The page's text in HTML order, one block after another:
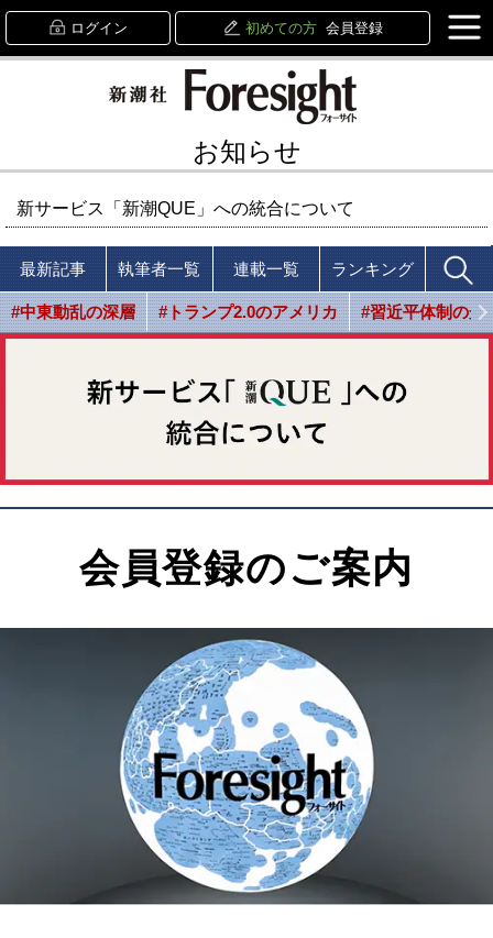
ログイン 初めての方 会員登録
お知らせ
新サービス「新潮QUE」への統合について
最新記事 執筆者一覧 連載一覧 ランキング
#中東動乱の深層 #トランプ2.0のアメリカ #習近平体制の光
会員登録のご案内